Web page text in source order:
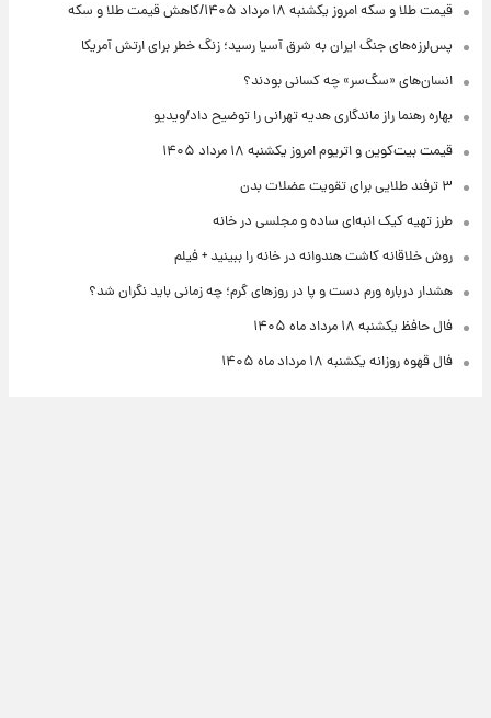
قیمت طلا و سکه امروز یکشنبه ۱۸ مرداد ۱۴۰۵/کاهش قیمت طلا و سکه
پس‌لرزه‌های جنگ ایران به شرق آسیا رسید؛ زنگ خطر برای ارتش آمریکا
انسان‌های «سگ‌سر» چه کسانی بودند؟
بهاره رهنما راز ماندگاری هدیه تهرانی را توضیح داد/ویدیو
قیمت بیت‌کوین و اتریوم امروز یکشنبه ۱۸ مرداد ۱۴۰۵
۳ ترفند طلایی برای تقویت عضلات بدن
طرز تهیه کیک انبه‌ای ساده و مجلسی در خانه
روش خلاقانه کاشت هندوانه در خانه را ببینید + فیلم
هشدار درباره ورم دست و پا در روزهای گرم؛ چه زمانی باید نگران شد؟
فال حافظ یکشنبه ۱۸ مرداد ماه ۱۴۰۵
فال قهوه روزانه یکشنبه ۱۸ مرداد ماه ۱۴۰۵